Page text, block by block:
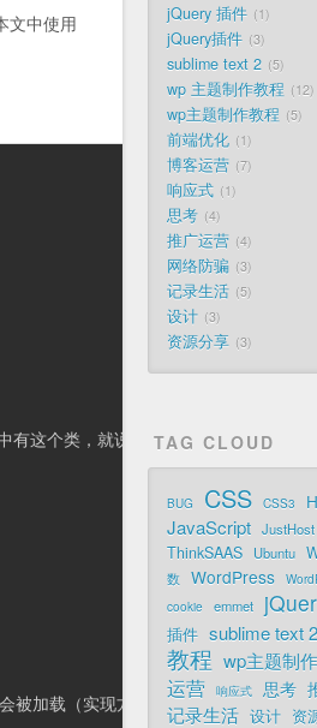
文中使用
类，就说明用户已经禁用了响应式
被加载（实现方法见下文）。
jQuery 插件 1
jQuery插件 3
sublime text 2 5
wp 主题制作教程 12
wp主题制作教程 5
前端优化 1
博客运营 7
响应式 1
思考 4
推广运营 4
网络防骗 3
记录生活 5
设计 3
资源分享 3
TAG CLOUD
BUG CSS CSS3
JavaScript JustHost
ThinkSAAS Ubuntu
数 WordPress
cookie emmet
插件 sublime text 2
教程 wp主题制
运营
响应式 思考
记录生活 设计 资